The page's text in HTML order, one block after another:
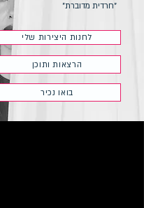
"חרדית מדוברת"
לחנות היצירות שלי
הרצאות ותוכן
בואו נכיר